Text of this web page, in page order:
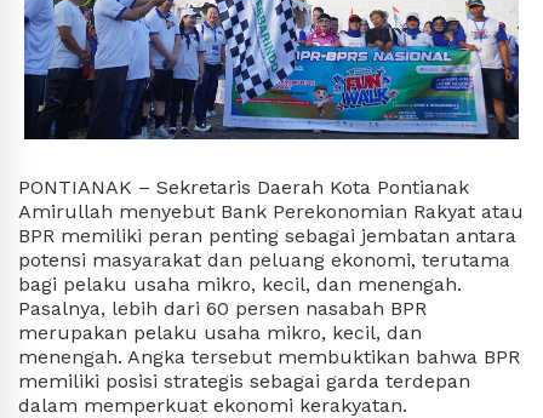
PONTIANAK – Sekretaris Daerah Kota Pontianak
Amirullah menyebut Bank Perekonomian Rakyat atau
BPR memiliki peran penting sebagai jembatan antara
potensi masyarakat dan peluang ekonomi, terutama
bagi pelaku usaha mikro, kecil, dan menengah.
Pasalnya, lebih dari 60 persen nasabah BPR
merupakan pelaku usaha mikro, kecil, dan
menengah. Angka tersebut membuktikan bahwa BPR
memiliki posisi strategis sebagai garda terdepan
dalam memperkuat ekonomi kerakyatan.